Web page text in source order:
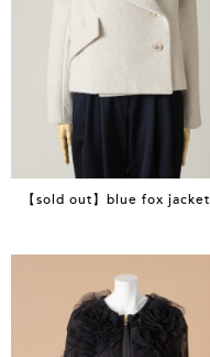
【sold out】blue fox jacket